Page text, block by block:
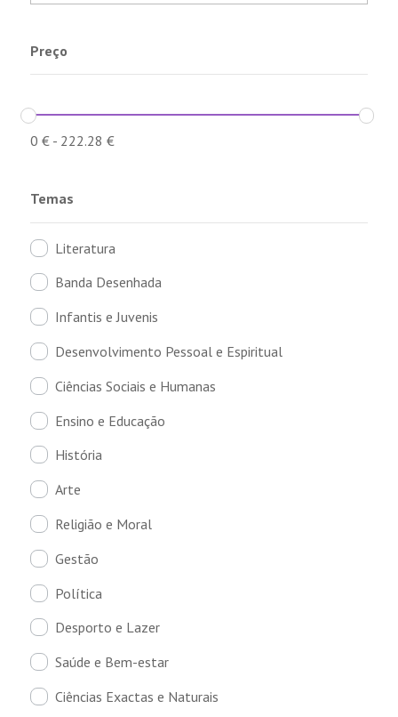
Preço
0 €- 222.28 €
Temas
Literatura
Banda Desenhada
Infantis e Juvenis
Desenvolvimento Pessoal e Espiritual
Ciências Sociais e Humanas
Ensino e Educação
História
Arte
Religião e Moral
Gestão
Política
Desporto e Lazer
Saúde e Bem-estar
Ciências Exactas e Naturais